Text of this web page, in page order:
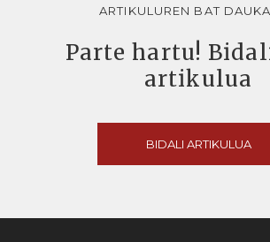
ARTIKULUREN BAT
Parte hartu!
artikulua
BIDALI ARTIKULUA